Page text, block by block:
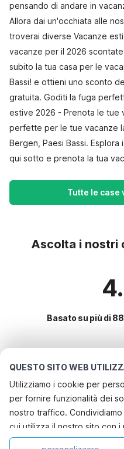
QUESTO SITO WEB
Utilizziamo i cookie per
per fornire funzionalità dei
nostro traffico.
cui utilizza il nostro sito con
analisi dei dati web,
pensando di andare in
Allora dai un'occhiata alle
troverai diverse Vacanze
vacanze per il 2026
subito la tua casa per le
Bassi! e ottieni uno sconto
gratuita. Goditi la fuga
estive 2026 - Prenota le tue
perfette per le tue vacanze
Bergen, Paesi Bassi.
qui sotto e prenota la tua
Tutte le case
Ascolta i nostri
Basato su più di
Le destinazioni più
vacanze
Servizi più popolari per le
Casa vacanze al mare
Casa vacanze a misura di
Le migliori regioni con i
Vacanza con il cane - Casa